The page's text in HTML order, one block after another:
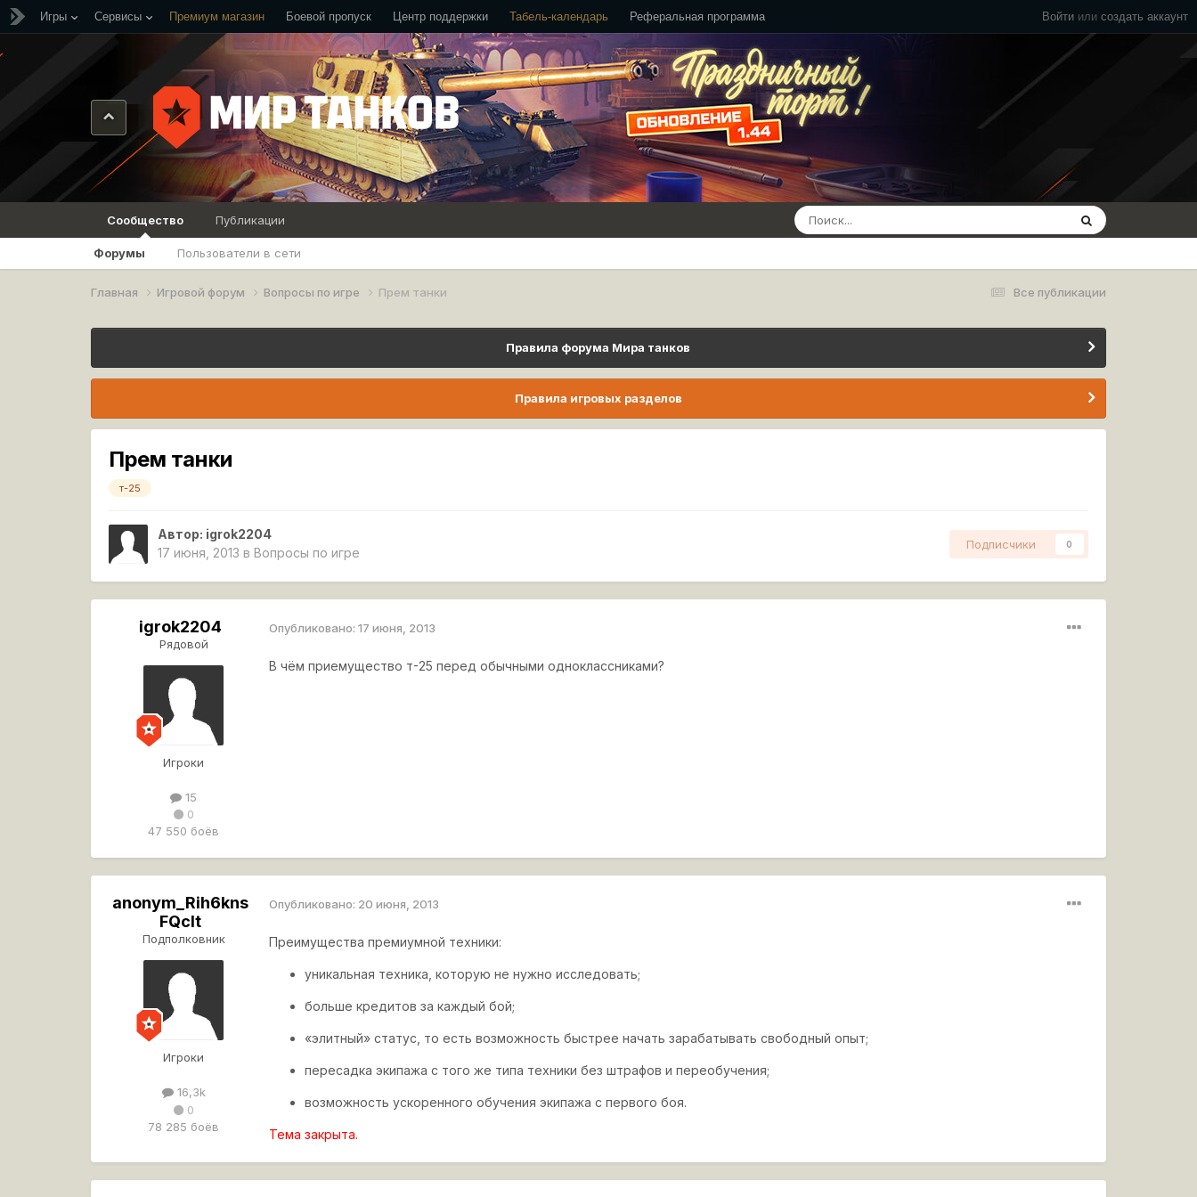
Войти или создать аккаунт
Игры Сервисы Премиум магазин Боевой пропуск Центр поддержки Табель-календарь Реферальная программа
Сообщество
Форумы Пользователи в сети
Публикации
Все публикации
Главная Игровой форум Вопросы по игре Прем танки
Правила форума Мира танков
Правила игровых разделов
Прем танки
т-25
Автор: igrok2204
17 июня, 2013 в Вопросы по игре
Подписчики 0
igrok2204
Рядовой
Игроки
15
0
47 550 боёв
Опубликовано:17 июня, 2013
В чём приемущество т-25 перед обычными одноклассниками?
anonym_Rih6kns
FQcIt
Подполковник
Игроки
16,3k
0
78 285 боёв
Опубликовано: 20 июня, 2013
Преимущества премиумной техники:
уникальная техника, которую не нужно исследовать;
больше кредитов за каждый бой;
«элитный» статус, то есть возможность быстрее начать зарабатывать свободный опыт;
пересадка экипажа с того же типа техники без штрафов и переобучения;
возможность ускоренного обучения экипажа с первого боя.
Тема закрыта.